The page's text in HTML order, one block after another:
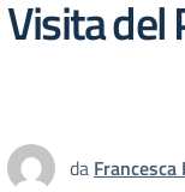
Visita del
da Francesca